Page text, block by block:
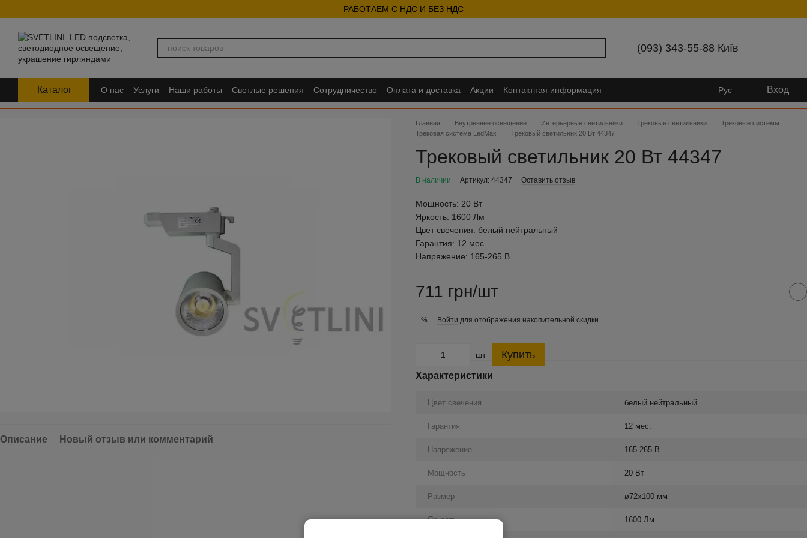
РАБОТАЕМ С НДС И БЕЗ НДС
(093) 343-55-88 Київ
Каталог О нас Услуги Наши работы Светлые решения Сотрудничество Оплата и доставка Акции
Контактная информация
FAQ
Рус Вход
Описание Новый отзыв или комментарий
Главная Внутреннее освещение Интерьерные светильники Трековые светильники
Трековые системы
Трековая система LedMax
Трековый светильник 20 Вт 44347
Трековый светильник 20 Вт 44347
В наличии Артикул: 44347 Оставить отзыв
Мощность: 20 Вт
Яркость: 1600 Лм
Цвет свечения: белый нейтральный
Гарантия: 12 мес.
Напряжение: 165-265 В
711 грн/шт
% Войти для отображения накопительной скидки
шт Купить
Характеристики
Цвет свечения белый нейтральный
Гарантия 12 мес.
Напряжение 165-265 В
Мощность 20 Вт
Размер ø72х100 мм
Яркость 1600 Лм